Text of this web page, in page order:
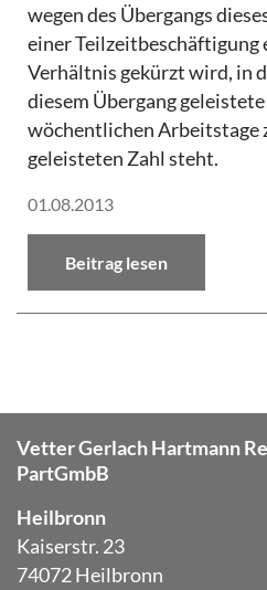
wegen des Übergangs
einer Teilzeitbeschäftigung
Verhältnis gekürzt wird, in
diesem Übergang
wöchentlichen Arbeitstage
geleisteten Zahl steht.
01.08.2013
Beitrag lesen
Vetter Gerlach Hartmann
PartGmbB
Heilbronn
Kaiserstr. 23
74072 Heilbronn